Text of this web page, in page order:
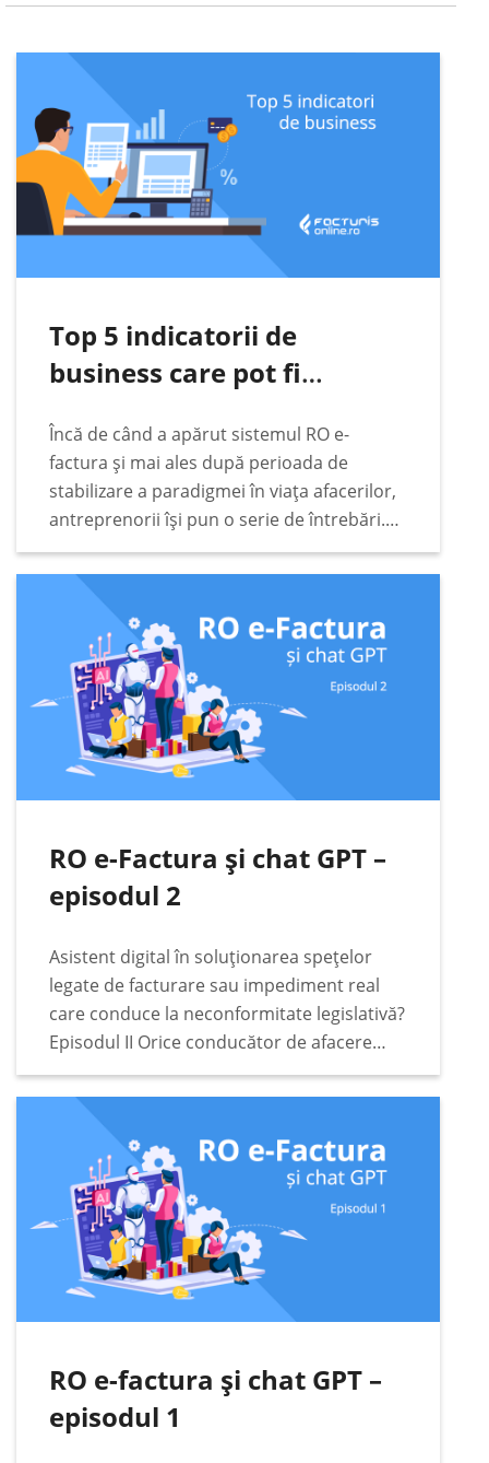
Top 5 indicatorii de
business care pot fi
datelor din RO e-Factura
Încă de când a apărut sistemul RO e-
factura și mai ales după perioada de
stabilizare a paradigmei în viața afacerilor,
antreprenorii își pun o serie de întrebări.
Unele dintre acestea sunt extrem de
pragmatice. Printre acestea se numără cele
legate…
RO e-Factura și chat GPT –
episodul 2
Asistent digital în soluționarea spețelor
legate de facturare sau impediment real
care conduce la neconformitate legislativă?
Episodul II Orice conducător de afacere
responsabil va căuta cele mai bune soluții
legate de conformitate fiscală, digitală și
legislativă pentru afacerea condusă. Într-
RO e-factura și chat GPT –
episodul 1